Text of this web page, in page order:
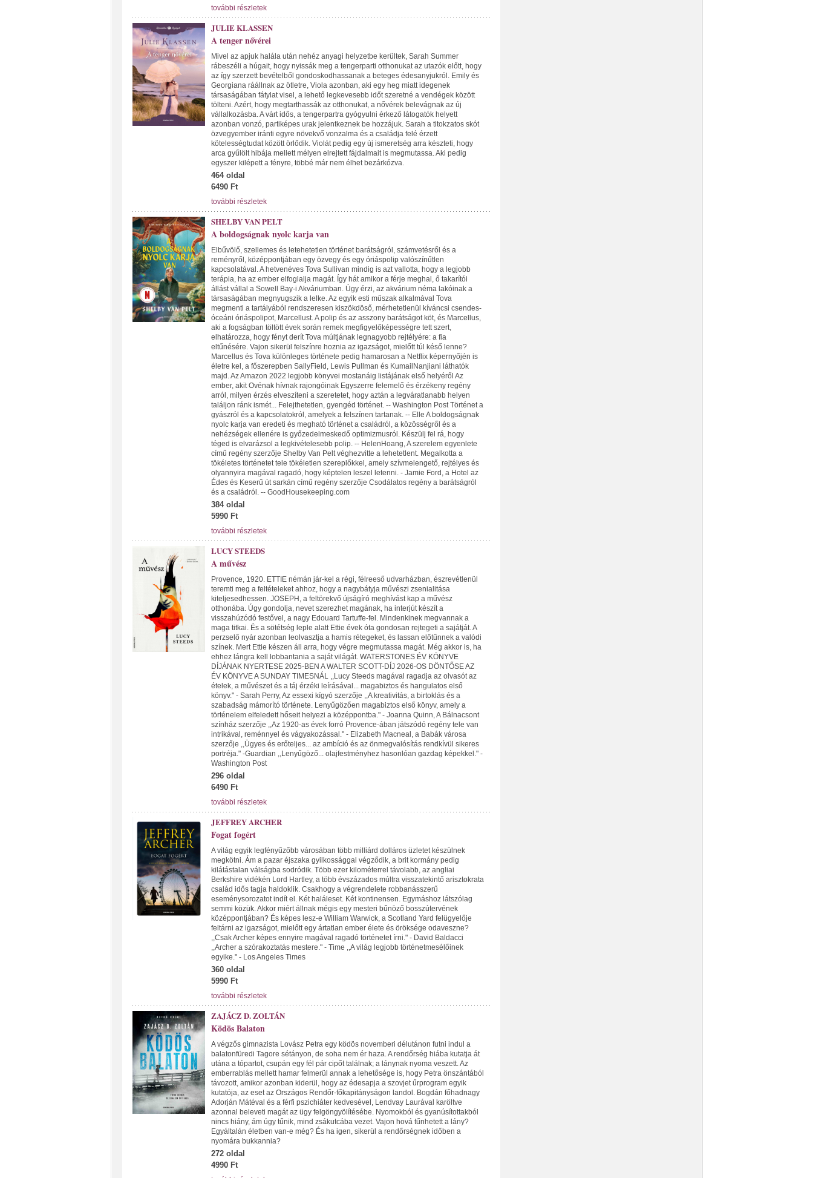
további részletek
JULIE KLASSEN
A tenger nővérei
Mivel az apjuk halála után nehéz anyagi helyzetbe kerültek, Sarah Summer
rábeszéli a húgait, hogy nyissák meg a tengerparti otthonukat az utazók előtt, hogy
az így szerzett bevételből gondoskodhassanak a beteges édesanyjukról. Emily és
Georgiana ráállnak az ötletre, Viola azonban, aki egy heg miatt idegenek
társaságában fátylat visel, a lehető legkevesebb időt szeretné a vendégek között
tölteni. Azért, hogy megtarthassák az otthonukat, a nővérek belevágnak az új
vállalkozásba. A várt idős, a tengerpartra gyógyulni érkező látogatók helyett
azonban vonzó, partiképes urak jelentkeznek be hozzájuk. Sarah a titokzatos skót
özvegyember iránti egyre növekvő vonzalma és a családja felé érzett
kötelességtudat között örlődik. Violát pedig egy új ismeretség arra készteti, hogy
arca gyűlölt hibája mellett mélyen elrejtett fájdalmait is megmutassa. Aki pedig
egyszer kilépett a fényre, többé már nem élhet bezárkózva.
464 oldal
6490 Ft
további részletek
SHELBY VAN PELT
A boldogságnak nyolc karja van
Elbűvölő, szellemes és letehetetlen történet barátságról, számvetésről és a
reményről, középpontjában egy özvegy és egy óriáspolip valószínűtlen
kapcsolatával. A hetvenéves Tova Sullivan mindig is azt vallotta, hogy a legjobb
terápia, ha az ember elfoglalja magát. Így hát amikor a férje meghal, ő takarítói
állást vállal a Sowell Bay-i Akváriumban. Úgy érzi, az akvárium néma lakóinak a
társaságában megnyugszik a lelke. Az egyik esti műszak alkalmával Tova
megmenti a tartályából rendszeresen kiszökdöső, mérhetetlenül kíváncsi csendes-
óceáni óriáspolipot, Marcellust. A polip és az asszony barátságot köt, és Marcellus,
aki a fogságban töltött évek során remek megfigyelőképességre tett szert,
elhatározza, hogy fényt derít Tova múltjának legnagyobb rejtélyére: a fia
eltűnésére. Vajon sikerül felszínre hoznia az igazságot, mielőtt túl késő lenne?
Marcellus és Tova különleges története pedig hamarosan a Netflix képernyőjén is
életre kel, a főszerepben SallyField, Lewis Pullman és KumailNanjiani láthatók
majd. Az Amazon 2022 legjobb könyvei mostanáig listájának első helyéről Az
ember, akit Ovénak hívnak rajongóinak Egyszerre felemelő és érzékeny regény
arról, milyen érzés elveszíteni a szeretetet, hogy aztán a legváratlanabb helyen
találjon ránk ismét... Felejthetetlen, gyengéd történet. -- Washington Post Történet a
gyászról és a kapcsolatokról, amelyek a felszínen tartanak. -- Elle A boldogságnak
nyolc karja van eredeti és megható történet a családról, a közösségről és a
nehézségek ellenére is győzedelmeskedő optimizmusról. Készülj fel rá, hogy
téged is elvarázsol a legkivételesebb polip. -- HelenHoang, A szerelem egyenlete
című regény szerzője Shelby Van Pelt véghezvitte a lehetetlent. Megalkotta a
tökéletes történetet tele tökéletlen szereplőkkel, amely szívmelengető, rejtélyes és
olyannyira magával ragadó, hogy képtelen leszel letenni. - Jamie Ford, a Hotel az
Édes és Keserű út sarkán című regény szerzője Csodálatos regény a barátságról
és a családról. -- GoodHousekeeping.com
384 oldal
5990 Ft
további részletek
LUCY STEEDS
A művész
Provence, 1920. ETTIE némán jár-kel a régi, félreeső udvarházban, észrevétlenül
teremti meg a feltételeket ahhoz, hogy a nagybátyja művészi zsenialitása
kiteljesedhessen. JOSEPH, a feltörekvő újságíró meghívást kap a művész
otthonába. Úgy gondolja, nevet szerezhet magának, ha interjút készít a
visszahúzódó festővel, a nagy Edouard Tartuffe-fel. Mindenkinek megvannak a
maga titkai. És a sötétség leple alatt Ettie évek óta gondosan rejtegeti a sajátját. A
perzselő nyár azonban leolvasztja a hamis rétegeket, és lassan előtűnnek a valódi
színek. Mert Ettie készen áll arra, hogy végre megmutassa magát. Még akkor is, ha
ehhez lángra kell lobbantania a saját világát. WATERSTONES ÉV KÖNYVE
DÍJÁNAK NYERTESE 2025-BEN A WALTER SCOTT-DÍJ 2026-OS DÖNTŐSE AZ
ÉV KÖNYVE A SUNDAY TIMESNÁL ,,Lucy Steeds magával ragadja az olvasót az
ételek, a művészet és a táj érzéki leírásával... magabiztos és hangulatos első
könyv." - Sarah Perry, Az essexi kígyó szerzője ,,A kreativitás, a birtoklás és a
szabadság mámorító története. Lenyűgözően magabiztos első könyv, amely a
történelem elfeledett hőseit helyezi a középpontba." - Joanna Quinn, A Bálnacsont
színház szerzője ,,Az 1920-as évek forró Provence-ában játszódó regény tele van
intrikával, reménnyel és vágyakozással." - Elizabeth Macneal, a Babák városa
szerzője ,,Ügyes és erőteljes... az ambíció és az önmegvalósítás rendkívül sikeres
portréja." -Guardian ,,Lenyűgöző... olajfestményhez hasonlóan gazdag képekkel." -
Washington Post
296 oldal
6490 Ft
további részletek
JEFFREY ARCHER
Fogat fogért
A világ egyik legfényűzőbb városában több milliárd dolláros üzletet készülnek
megkötni. Ám a pazar éjszaka gyilkossággal végződik, a brit kormány pedig
kilátástalan válságba sodródik. Több ezer kilométerrel távolabb, az angliai
Berkshire vidékén Lord Hartley, a több évszázados múltra visszatekintő arisztokrata
család idős tagja haldoklik. Csakhogy a végrendelete robbanásszerű
eseménysorozatot indít el. Két haláleset. Két kontinensen. Egymáshoz látszólag
semmi közük. Akkor miért állnak mégis egy mesteri bűnöző bosszútervének
középpontjában? És képes lesz-e William Warwick, a Scotland Yard felügyelője
feltárni az igazságot, mielőtt egy ártatlan ember élete és öröksége odaveszne?
,,Csak Archer képes ennyire magával ragadó történetet írni." - David Baldacci
,,Archer a szórakoztatás mestere." - Time ,,A világ legjobb történetmesélőinek
egyike." - Los Angeles Times
360 oldal
5990 Ft
további részletek
ZAJÁCZ D. ZOLTÁN
Ködös Balaton
A végzős gimnazista Lovász Petra egy ködös novemberi délutánon futni indul a
balatonfüredi Tagore sétányon, de soha nem ér haza. A rendőrség hiába kutatja át
utána a tópartot, csupán egy fél pár cipőt találnak; a lánynak nyoma veszett. Az
emberrablás mellett hamar felmerül annak a lehetősége is, hogy Petra önszántából
távozott, amikor azonban kiderül, hogy az édesapja a szovjet űrprogram egyik
kutatója, az eset az Országos Rendőr-főkapitányságon landol. Bogdán főhadnagy
Adorján Mátéval és a férfi pszichiáter kedvesével, Lendvay Laurával karöltve
azonnal beleveti magát az ügy felgöngyölítésébe. Nyomokból és gyanúsítottakból
nincs hiány, ám úgy tűnik, mind zsákutcába vezet. Vajon hová tűnhetett a lány?
Egyáltalán életben van-e még? És ha igen, sikerül a rendőrségnek időben a
nyomára bukkannia?
272 oldal
4990 Ft